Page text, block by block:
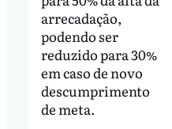
arrecadação,
podendo ser
reduzido para 30%
em caso de novo
descumprimento
de meta.